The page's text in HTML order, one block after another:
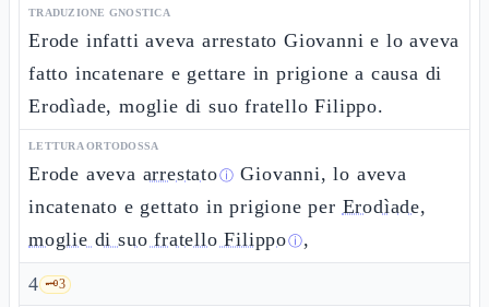
TRADUZIONE GNOSTICA
Erode infatti aveva arrestato Giovanni e lo aveva
fatto incatenare e gettare in prigione a causa di
Erodìade, moglie di suo fratello Filippo.
LETTURA ORTODOSSA
Erode aveva arrestatoⓘ Giovanni, lo aveva
incatenato e gettato in prigione per Erodìade,
moglie di suo fratello Filippoⓘ,
4 🗝️3